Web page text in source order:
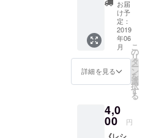
(180g)×
７%OF
F！ さ
らに送
料サー
ビス セ
ブング
（合計
３６
袋） ※
るそば
でも美
味しい♪
そばア
レル
ギーの
方でも
安心し
て食べ
す（※原
料にそ
ばは
お届
け予
定：
2019
年06
月
詳細を見る
こ
の
リ
タ
ー
ン
を
選
択
す
る
4,0
00 円